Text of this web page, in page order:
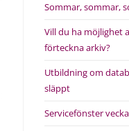
Sommar, sommar,
Vill du ha möjlighet
förteckna arkiv?
Utbildning om
släppt
Servicefönster